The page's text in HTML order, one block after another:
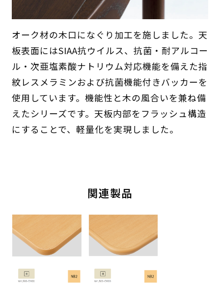
オーク材の木口になぐり加工を施しました。天
板表面にはSIAA抗ウイルス、抗菌・耐アルコー
ル・次亜塩素酸ナトリウム対応機能を備えた指
紋レスメラミンおよび抗菌機能付きバッカーを
使用しています。機能性と木の風合いを兼ね備
えたシリーズです。天板内部をフラッシュ構造
にすることで、軽量化を実現しました。
関連製品